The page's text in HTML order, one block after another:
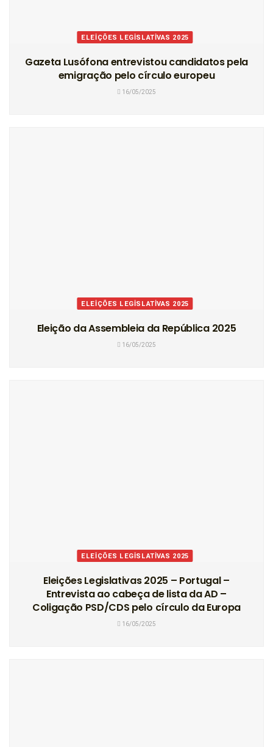
ELEIÇÕES LEGISLATIVAS 2025
Gazeta Lusófona entrevistou candidatos pela
emigração pelo círculo europeu
16/05/2025
ELEIÇÕES LEGISLATIVAS 2025
Eleição da Assembleia da República 2025
16/05/2025
ELEIÇÕES LEGISLATIVAS 2025
Eleições Legislativas 2025 – Portugal –
Entrevista ao cabeça de lista da AD –
Coligação PSD/CDS pelo círculo da Europa
16/05/2025